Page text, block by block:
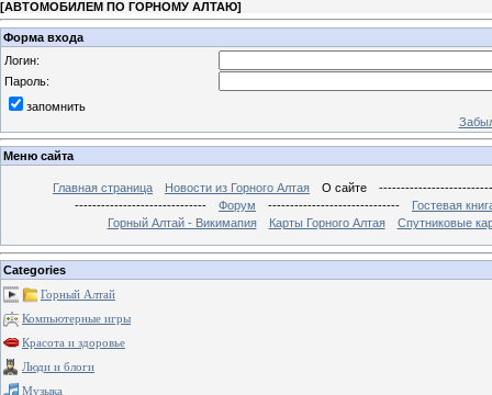
[АВТОМОБИЛЕМ ПО ГОРНОМУ АЛТАЮ]
Форма входа
Логин:
Пароль:
запомнить
Меню сайта
Главная страница Новости из Горного Алтая О сайте
------------------------------
Форум ------------------------------
Гостевая
Горный Алтай - Викимапия
Карты Горного Алтая Спутниковые
Categories
Горный Алтай
Компьютерные игры
Красота и здоровье
Люди и блоги
Музыка